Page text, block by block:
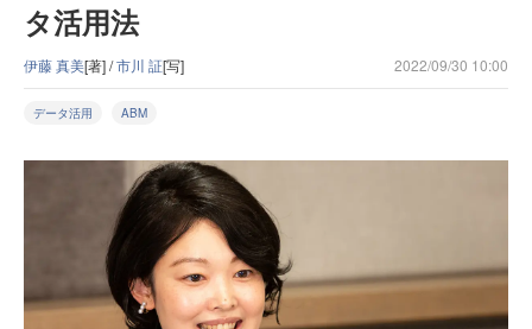
タ活用法
伊藤 真美[著] /市川 証[写] 2022/09/30 10:00
データ活用 ABM